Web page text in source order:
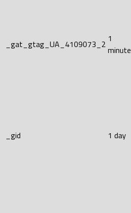
_gat_gtag_UA_4109073_2 1
minute
_gid 1 day